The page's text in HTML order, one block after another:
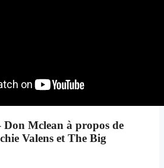
Don Mclean à propos de
Valens et The Big